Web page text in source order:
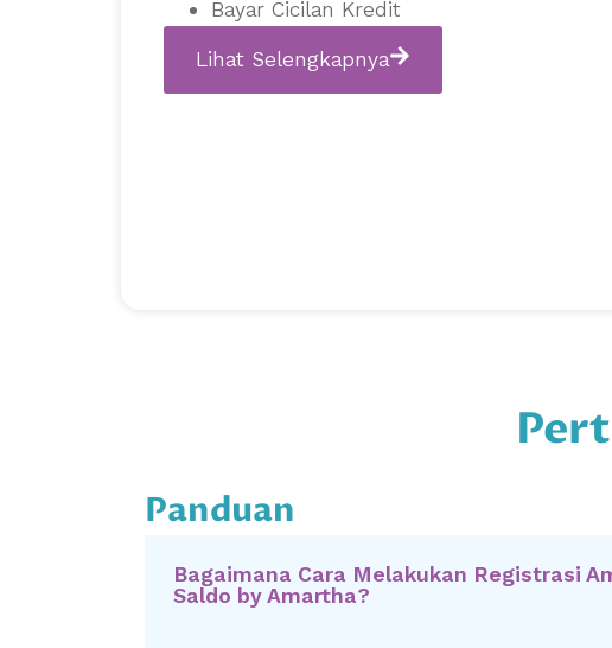
Bayar Cicilan Kredit
Lihat Selengkapnya
Panduan
Bagaimana Cara Melakukan Registrasi
Saldo by Amartha?